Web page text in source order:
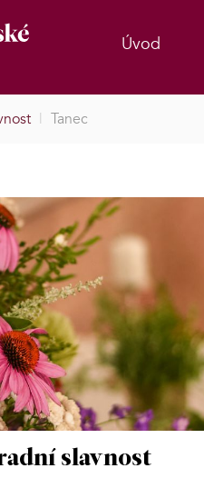
Úvod
| Tanec
slavnost